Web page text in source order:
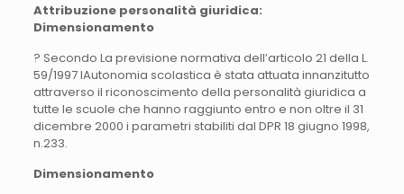
Attribuzione personalità giuridica:
Dimensionamento
? Secondo La previsione normativa dell’articolo 21 della L.
59/1997 lAutonomia scolastica è stata attuata innanzitutto
attraverso il riconoscimento della personalità giuridica a
tutte le scuole che hanno raggiunto entro e non oltre il 31
dicembre 2000 i parametri stabiliti dal DPR 18 giugno 1998,
n.233.
Dimensionamento